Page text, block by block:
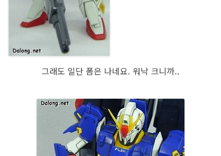
그래도 일단 폼은 나네요. 워낙 크니까..